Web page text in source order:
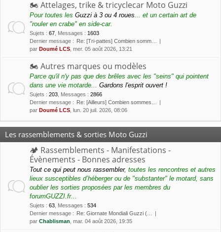
🏍 Attelages, trike & tricyclecar Moto Guzzi
Pour toutes les Guzzi à 3 ou 4 roues ... et un certain art de
"rouler en crabe" en side-car.
Sujets : 67 Messages : 1603
Dernier message : Re: [Tri-pattes] Combien somm…
par Doumé LCS , mer. 05 août 2026, 13:21
🏍 Autres marques ou modèles
Parce qu'il n'y pas que des brêles avec les "seins" qui pointent
dans une vie motarde... Gardons l'esprit ouvert !
Sujets : 203 Messages : 2866
Dernier message : Re: [Ailleurs] Combien sommes…
par Doumé LCS , lun. 20 juil. 2026, 08:06
Les rassemblements & sorties Moto Guzzi
🏕 Rassemblements - Manifestations -
Évènements - Bonnes adresses
Tout ce qui peut nous rassembler, toutes les rencontres et autres
lieux susceptibles d’héberger ou de "substanter" le motard, sans
oublier les sorties proposées par les membres du
forumGUZZI.fr...
Sujets : 63 Messages : 534
Dernier message : Re: Giornate Mondiali Guzzi (…
par Chablisman , mar. 04 août 2026, 19:35